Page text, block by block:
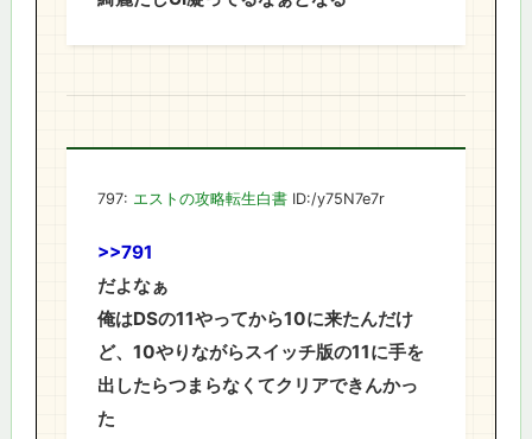
797: エストの攻略転生白書 ID:/y75N7e7r
>>791
だよなぁ
俺はDSの11やってから10に来たんだけ
ど、10やりながらスイッチ版の11に手を
出したらつまらなくてクリアできんかっ
た